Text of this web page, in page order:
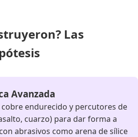
Las
Avanzada
cobre endurecido y percutores de
cuarzo) para dar forma a
abrasivos como arena de sílice